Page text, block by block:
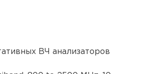
ВЧ анализаторов